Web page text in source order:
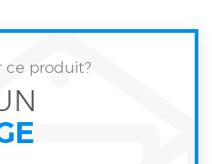
ce produit?